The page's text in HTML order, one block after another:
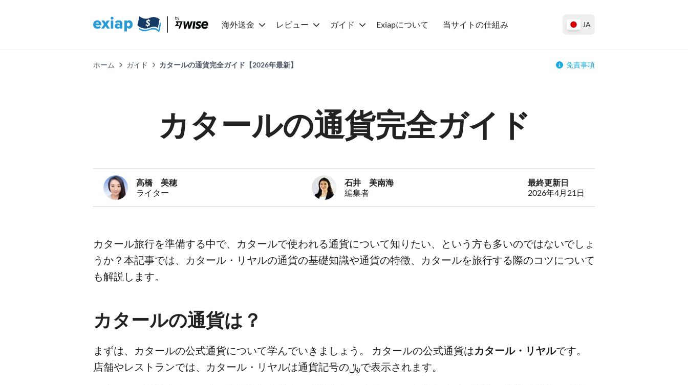
海外送金 レビュー ガイド Exiapについて 当サイトの仕組み JA
ホーム ガイド カタールの通貨完全ガイド【2026年最新】 免責事項
カタールの通貨完全ガイド
高橋 美穂
ライター
石井 美南海
編集者
最終更新日
2026年4月21日
カタール旅行を準備する中で、カタールで使われる通貨について知りたい、という方も多いのではないでしょ
うか？本記事では、カタール・リヤルの通貨の基礎知識や通貨の特徴、カタールを旅行する際のコツについて
も解説します。
カタールの通貨は？
まずは、カタールの公式通貨について学んでいきましょう。 カタールの公式通貨はカタール・リヤルです。
店舗やレストランでは、カタール・リヤルは通貨記号の﷼で表示されます。